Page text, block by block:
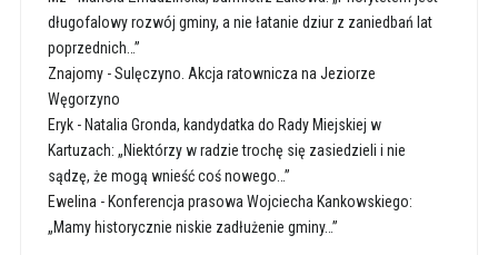
długofalowy rozwój gminy, a nie łatanie dziur z zaniedbań lat
poprzednich…”
Znajomy-Sulęczyno. Akcja ratownicza na Jeziorze
Węgorzyno
Eryk- Natalia Gronda, kandydatka do Rady Miejskiej w
Kartuzach: „Niektórzy w radzie trochę się zasiedzieli i nie
sądzę, że mogą wnieść coś nowego…”
Ewelina - Konferencja prasowa Wojciecha Kankowskiego:
„Mamy historycznie niskie zadłużenie gminy…”